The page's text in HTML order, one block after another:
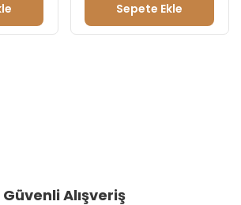
Sepete Ekle
Güvenli Alışveriş